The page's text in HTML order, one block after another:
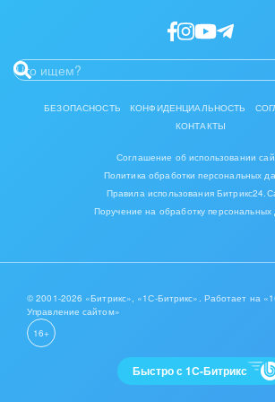
IT, Интернет
Культурные события, спорт, шоу-
Мебель, лес, деревообработка
Металлургия
Мода, одежда, аксессуары, стиль
БЕЗОПАСНОСТЬ КОНФИДЕНЦИАЛЬНОСТЬ
КОНТАКТЫ
Соглашение об использовании
Политика обработки персональных
Правила использования
Поручение на обработку
© 2001-2026 «Битрикс», «1С-Битрикс». Работает на
Управление сайтом»
16+
Быстро с 1С-Битрикс